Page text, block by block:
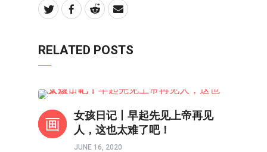
RELATED POSTS
女孩日记丨早起先见上帝再见
人，这也太难了吧！
JUNE 16, 2020